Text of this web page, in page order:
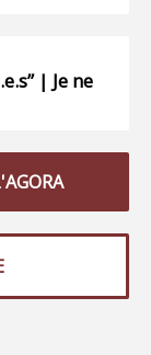
| Je ne